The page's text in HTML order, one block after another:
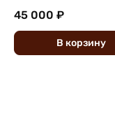
45 000 ₽
В корзину